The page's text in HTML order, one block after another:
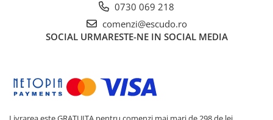
0730 069 218
comenzi@escudo.ro
SOCIAL URMARESTE-NE IN SOCIAL MEDIA